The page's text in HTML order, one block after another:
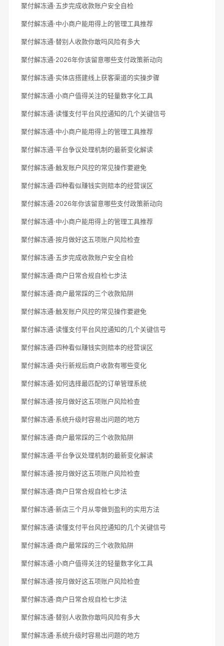
聚付解冻通·五步完成收款账户安全自检
聚付解冻通·中小商户能用得上的管理工具推荐
聚付解冻通·替别人收款你敢吗风险有多大
聚付解冻通·2026年你该留意哪些支付政策新动向
聚付解冻通·实体店搭建线上获客渠道的实操步骤
聚付解冻通·小商户值得关注的轻量数字化工具
聚付解冻通·读懂支付平台风控通知的几个关键信号
聚付解冻通·中小商户能用得上的管理工具推荐
聚付解冻通·平台争议处理机制的最新变化解读
聚付解冻通·触发账户风控的常见操作要避免
聚付解冻通·四种看似赚钱实则赔本的经营误区
聚付解冻通·2026年你该留意哪些支付政策新动向
聚付解冻通·中小商户能用得上的管理工具推荐
聚付解冻通·按月做好这五项账户风险检查
聚付解冻通·五步完成收款账户安全自检
聚付解冻通·商户日常合规自检七步法
聚付解冻通·商户最常踩的三个收款陷阱
聚付解冻通·触发账户风控的常见操作要避免
聚付解冻通·读懂支付平台风控通知的几个关键信号
聚付解冻通·四种看似赚钱实则赔本的经营误区
聚付解冻通·央行新规后商户收款有哪些变化
聚付解冻通·如何选择最匹配的订单管理系统
聚付解冻通·按月做好这五项账户风险检查
聚付解冻通·系统升级时容易出问题的地方
聚付解冻通·商户最常踩的三个收款陷阱
聚付解冻通·平台争议处理机制的最新变化解读
聚付解冻通·按月做好这五项账户风险检查
聚付解冻通·商户日常合规自检七步法
聚付解冻通·新店三个月从零做到盈利的实用方法
聚付解冻通·读懂支付平台风控通知的几个关键信号
聚付解冻通·商户最常踩的三个收款陷阱
聚付解冻通·小商户值得关注的轻量数字化工具
聚付解冻通·按月做好这五项账户风险检查
聚付解冻通·商户日常合规自检七步法
聚付解冻通·替别人收款你敢吗风险有多大
聚付解冻通·系统升级时容易出问题的地方